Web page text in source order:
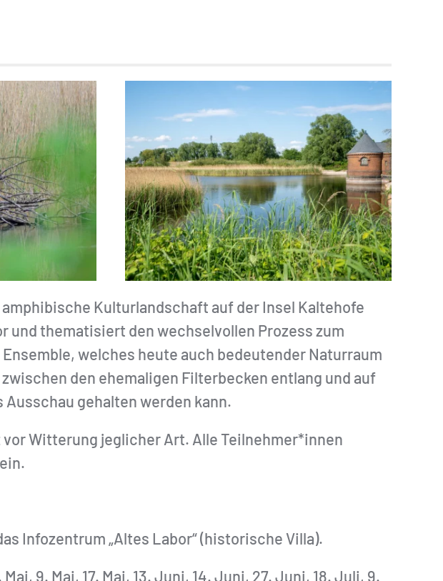
Kulturlandschaft auf der Insel Kaltehofe
und thematisiert den wechselvollen Prozess zum
welches heute auch bedeutender Naturraum
den ehemaligen Filterbecken entlang und auf
gehalten werden kann.
Witterung jeglicher Art. Alle Teilnehmer*innen
Infozentrum „Altes Labor“ (historische Villa).
9. Mai, 17. Mai, 13. Juni, 14. Juni, 27. Juni, 18. Juli, 9.